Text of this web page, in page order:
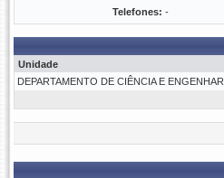
Telefones: -
Unidade
DEPARTAMENTO DE CIÊNCIA E